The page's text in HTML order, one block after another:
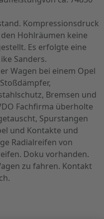
Kompressionsdruck
Hohlräumen keine
Es erfolgte eine
Sanders.
Wagen bei einem Opel
Bremsen und
Fachfirma überholte
Spurstangen
und Kontakte und
Radialreifen von
Doku vorhanden.
zu fahren. Kontakt